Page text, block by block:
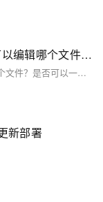
在Linux中，自定义解析域名的时候，可以编辑哪个⽂件？是否可以⼀个ip对应多个域名？是否⼀个域名对应多个ip？
在Linux中，自定义解析域名的时候，可以编辑哪个⽂件？是否可以⼀个ip对应多个域名？是否⼀个域名对应多个ip？
新部署